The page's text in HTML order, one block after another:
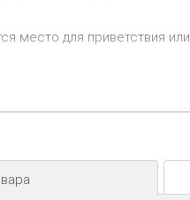
место для приветствия